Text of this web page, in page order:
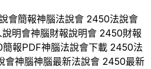
會簡報神腦法說會 2450法說會
說明會神腦財報說明會 2450財報
簡報PDF神腦法說會下載 2450法
會神腦神腦最新法說會 2450最新